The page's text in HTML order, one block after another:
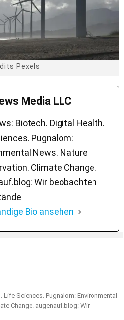
Pexels
Media LLC
Biotech. Digital Health.
Pugnalom:
News. Nature
Climate Change.
Wir beobachten
Bio ansehen
Sciences. Pugnalom: Environmental
Change. augenauf.blog: Wir